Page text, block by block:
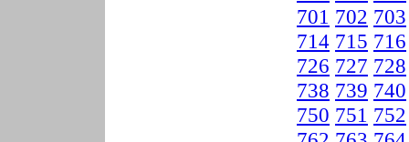
701 702 703
714 715 716
726 727 728
738 739 740
750 751 752